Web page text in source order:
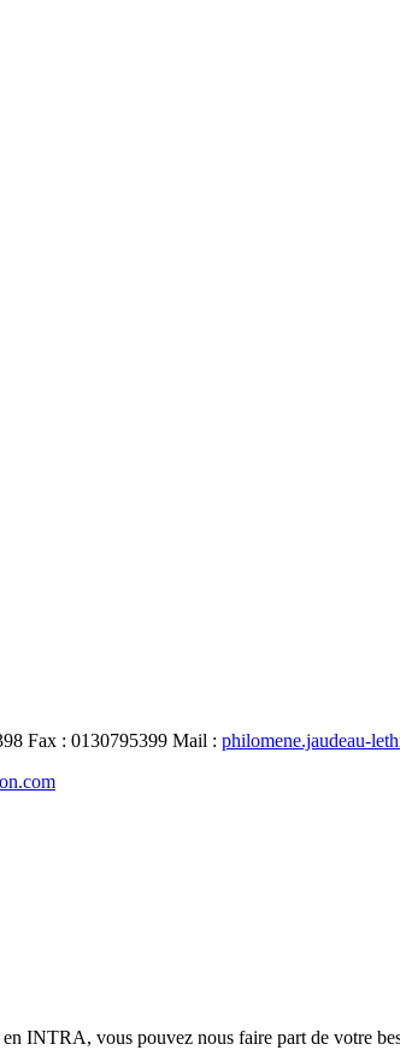
Fax : 0130795399 Mail : philomene.jaudeau-
INTRA, vous pouvez nous faire part de votre